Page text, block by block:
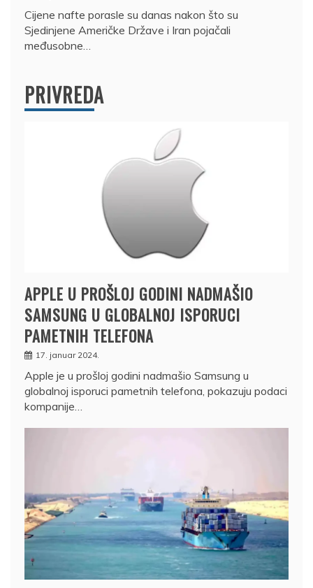
Cijene nafte porasle su danas nakon što su
Sjedinjene Američke Države i Iran pojačali
međusobne…
PRIVREDA
APPLE U PROŠLOJ GODINI NADMAŠIO
SAMSUNG U GLOBALNOJ ISPORUCI
PAMETNIH TELEFONA
17. januar 2024.
Apple je u prošloj godini nadmašio Samsung u
globalnoj isporuci pametnih telefona, pokazuju podaci
kompanije…